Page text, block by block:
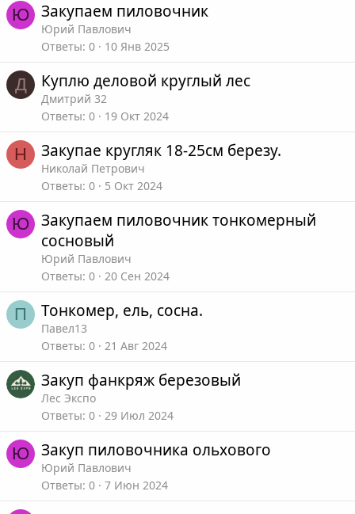
Ю Закупаем пиловочник
Юрий Павлович
Ответы 0 10 Янв 2025
Д Куплю деловой круглый лес
Дмитрий 32
Ответы 0 19 Окт 2024
Н Закупае кругляк 18-25см березу.
Николай Петрович
Ответы 0 5 Окт 2024
Ю
Закупаем пиловочник тонкомерный
сосновый
Юрий Павлович
Ответы 0 20 Сен 2024
П Тонкомер, ель, сосна.
Павел13
Ответы 0 21 Авг 2024
Закуп фанкряж березовый
Лес Экспо
Ответы 0 29 Июл 2024
Ю Закуп пиловочника ольхового
Юрий Павлович
Ответы 0 7 Июн 2024